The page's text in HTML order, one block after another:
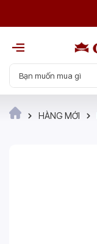
HÀNG MỚI